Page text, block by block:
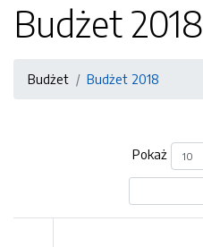
Budżet 2018
Budżet Budżet 2018
Pokaż